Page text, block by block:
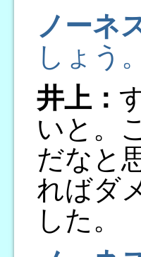
ノーネ
しょう。
井上：
いと。
だなと
ればダ
した。